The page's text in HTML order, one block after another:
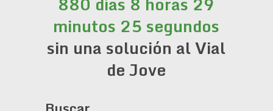
minutos 26 segundos
sin una solución al Vial
de Jove